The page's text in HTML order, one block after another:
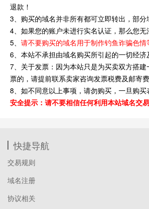
退款！
3、购买的域名并非所有都可立即转出，部
4、如果您的账户未进行实名认证，那么您
5、 请不要购买的域名用于制作钓鱼诈骗色
6、本站不承担由域名购买所引起的一切经济
7、关于发票：因为本站只是为买卖双方搭
票的，请提前联系卖家咨询发票税费及邮寄费
8、如不同意以上事项，请勿购买，一旦购买
安全提示：请不要相信任何利用本站域名交
快捷导航
交易规则
域名注册
协议相关